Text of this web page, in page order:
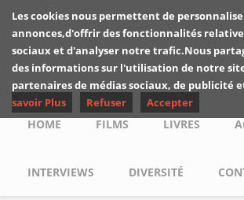
Skip to main content
Les
Yuyine
Main menu
HOME FILMS LIVRES
INTERVIEWS DIVERSITÉ
Les cookies nous permettent de
annonces,d'offrir des fonctionnalités
sociaux et d'analyser notre trafic.Nous
des informations sur l'utilisation de notre
partenaires de médias sociaux, de publicité
savoir Plus
Refuser Accepter